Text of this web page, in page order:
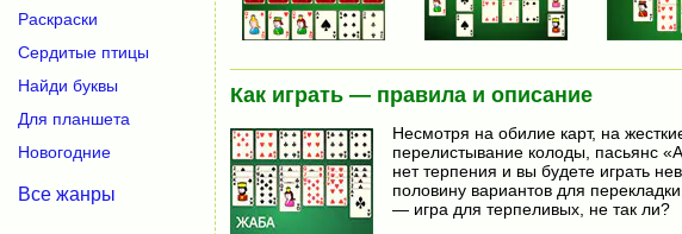
Как играть — правила и описание
Несмотря на обилие карт, на
перелистывание колоды, пасьянс
нет терпения и вы будете играть
половину вариантов для
— игра для терпеливых, не так ли?
Раскраски
Сердитые птицы
Найди буквы
Для планшета
Новогодние
Все жанры